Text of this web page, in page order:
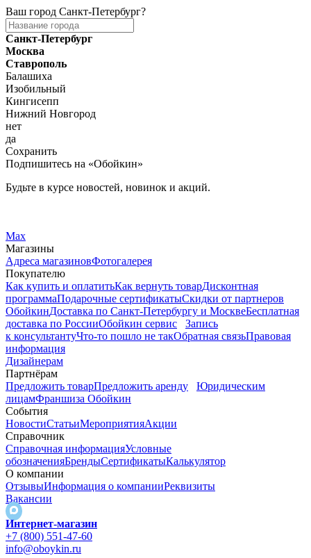
Ваш город Санкт-Петербург?
Санкт-Петербург
Москва
Ставрополь
Балашиха
Изобильный
Кингисепп
Нижний Новгород
нет
да
Сохранить
Подпишитесь на «Обойкин»
Будьте в курсе новостей, новинок и акций.
Max
Магазины
Адреса магазиновФотогалерея
Покупателю
Как купить и оплатитьКак вернуть товарДисконтная
программаПодарочные сертификатыСкидки от партнеров
ОбойкинДоставка по Санкт-Петербургу и МосквеБесплатная
доставка по РоссииОбойкин сервис
Запись
к консультантуЧто-то пошло не такОбратная связьПравовая
информация
Дизайнерам
Партнёрам
Предложить товарПредложить аренду
Юридическим
лицамФраншиза Обойкин
События
НовостиСтатьиМероприятияАкции
Справочник
Справочная информацияУсловные
обозначенияБрендыСертификатыКалькулятор
О компании
ОтзывыИнформация о компанииРеквизиты
Вакансии
Интернет-магазин
+7 (800) 551-47-60
info@oboykin.ru